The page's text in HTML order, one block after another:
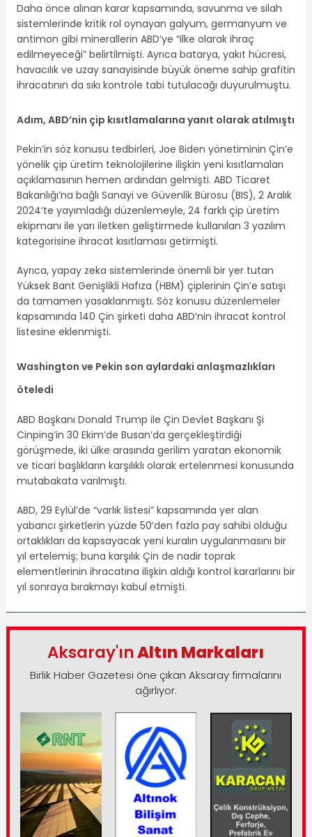
Daha önce alınan karar kapsamında, savunma ve silah
sistemlerinde kritik rol oynayan galyum, germanyum ve
antimon gibi minerallerin ABD’ye “ilke olarak ihraç
edilmeyeceği” belirtilmişti. Ayrıca batarya, yakıt hücresi,
havacılık ve uzay sanayisinde büyük öneme sahip grafitin
ihracatının da sıkı kontrole tabi tutulacağı duyurulmuştu.
Adım, ABD’nin çip kısıtlamalarına yanıt olarak atılmıştı
Pekin’in söz konusu tedbirleri, Joe Biden yönetiminin Çin’e
yönelik çip üretim teknolojilerine ilişkin yeni kısıtlamaları
açıklamasının hemen ardından gelmişti. ABD Ticaret
Bakanlığı’na bağlı Sanayi ve Güvenlik Bürosu (BIS), 2 Aralık
2024’te yayımladığı düzenlemeyle, 24 farklı çip üretim
ekipmanı ile yarı iletken geliştirmede kullanılan 3 yazılım
kategorisine ihracat kısıtlaması getirmişti.
Ayrıca, yapay zeka sistemlerinde önemli bir yer tutan
Yüksek Bant Genişlikli Hafıza (HBM) çiplerinin Çin’e satışı
da tamamen yasaklanmıştı. Söz konusu düzenlemeler
kapsamında 140 Çin şirketi daha ABD’nin ihracat kontrol
listesine eklenmişti.
Washington ve Pekin son aylardaki anlaşmazlıkları
öteledi
ABD Başkanı Donald Trump ile Çin Devlet Başkanı Şi
Cinping’in 30 Ekim’de Busan’da gerçekleştirdiği
görüşmede, iki ülke arasında gerilim yaratan ekonomik
ve ticari başlıkların karşılıklı olarak ertelenmesi konusunda
mutabakata varılmıştı.
ABD, 29 Eylül’de “varlık listesi” kapsamında yer alan
yabancı şirketlerin yüzde 50’den fazla pay sahibi olduğu
ortaklıkları da kapsayacak yeni kuralın uygulanmasını bir
yıl ertelemiş; buna karşılık Çin de nadir toprak
elementlerinin ihracatına ilişkin aldığı kontrol kararlarını bir
yıl sonraya bırakmayı kabul etmişti.
Aksaray'ınAltın Markaları
Birlik Haber Gazetesi öne çıkan Aksaray firmalarını
ağırlıyor.